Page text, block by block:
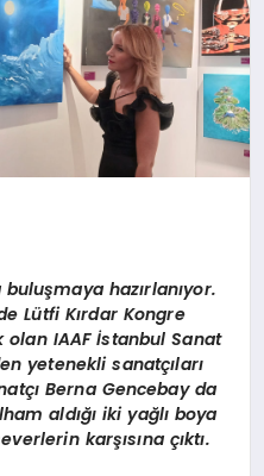
buluşmaya hazırlanıyor.
Lütfi Kırdar Kongre
olanIAAFİstanbul Sanat
yetenekli sanatçıları
Berna Gencebayda
aldığı iki yağlı boya
karşısına çıktı.